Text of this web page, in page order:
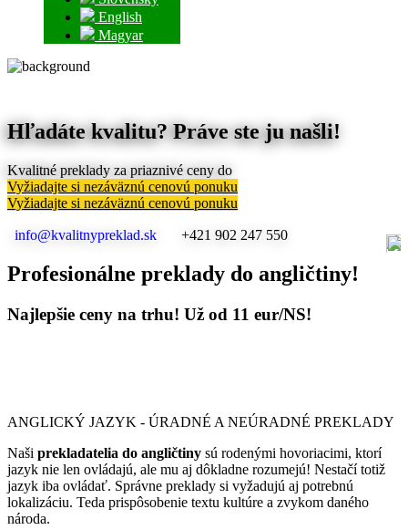
English
Magyar
Hľadáte kvalitu? Práve ste ju našli!
Kvalitné preklady za priaznivé ceny do
Vyžiadajte si nezáväznú cenovú ponuku
Vyžiadajte si nezáväznú cenovú ponuku
info@kvalitnypreklad.sk +421 902 247 550
Profesionálne preklady do angličtiny!
Najlepšie ceny na trhu! Už od 11 eur/NS!
ANGLICKÝ JAZYK - ÚRADNÉ A NEÚRADNÉ PREKLADY
Naši prekladatelia do angličtiny sú rodenými hovoriacimi, ktorí
jazyk nie len ovládajú, ale mu aj dôkladne rozumejú! Nestačí totiž
jazyk iba ovládať. Správne preklady si vyžadujú aj potrebnú
lokalizáciu. Teda prispôsobenie textu kultúre a zvykom daného
národa.